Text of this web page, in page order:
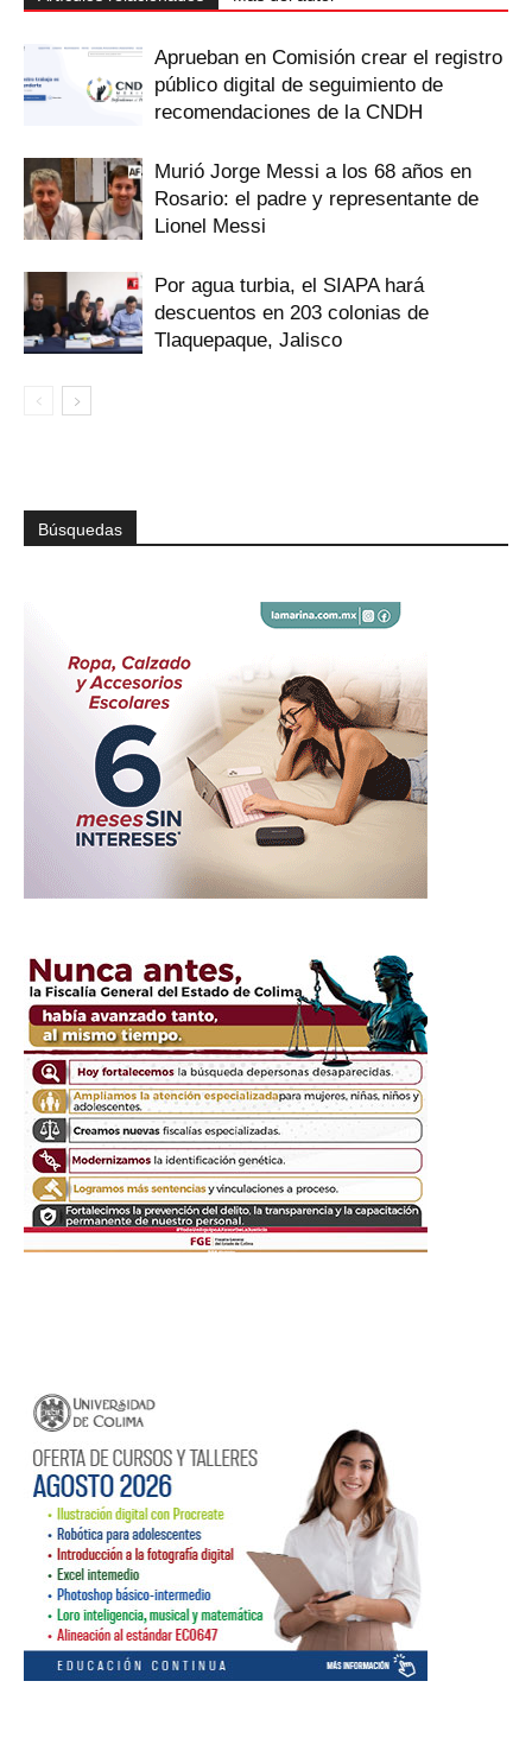
Aprueban en Comisión crear el registro
público digital de seguimiento de
recomendaciones de la CNDH
Murió Jorge Messi a los 68 años en
Rosario: el padre y representante de
Lionel Messi
Por agua turbia, el SIAPA hará
descuentos en 203 colonias de
Tlaquepaque, Jalisco
Búsquedas